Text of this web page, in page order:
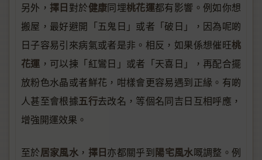
另外， 擇日對於健康同埋桃花運都有影響。例如你想
搬屋，最好避開「五鬼日」或者「破日」，因為呢啲
日子容易引來病氣或者是非。相反，如果係想催旺桃
花運 ，可以揀「紅鸞日」或者「天喜日」，再配合擺
放粉色水晶或者鮮花，咁樣會更容易遇到正緣。有啲
人甚至會根據五行去改名，等個名同吉日互相呼應，
增強開運效果。
至於居家風水 ， 擇日亦都關乎到陽宅風水嘅調整。例